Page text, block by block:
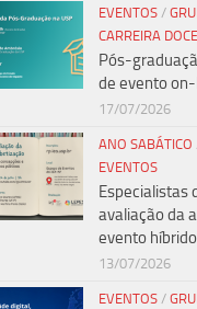
EVENTOS /
CARREIRA
Pós-
de evento
17/07/2026
ANO SABÁTICO
EVENTOS
Especialistas
avaliação da
evento híbrido
13/07/2026
EVENTOS /